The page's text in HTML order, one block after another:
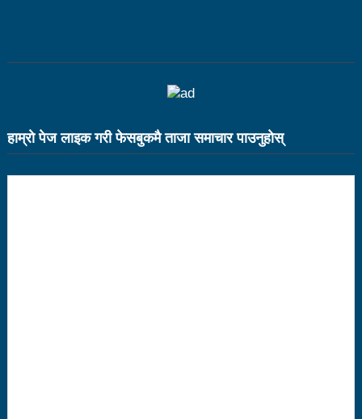
१५ दिनमा ३१ वटा युट्युबलगायतका सामाजिक सञ्जाल
साहित्यकार नेपालको मुक्तकसंग्रह ‘मनीषा’ सार्वजनिक
China’s commitment to modernization and deeper
हाम्राे पेज लाइक गरी फेसबुकमै ताजा समाचार पाउनुहाेस्